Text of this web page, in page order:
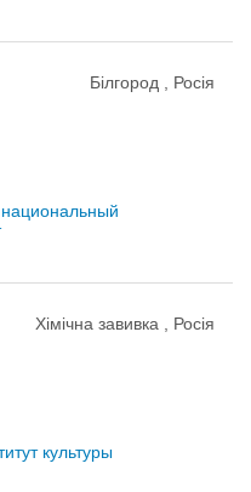
Білгород , Росія
национальный
Хімічна завивка , Росія
культуры